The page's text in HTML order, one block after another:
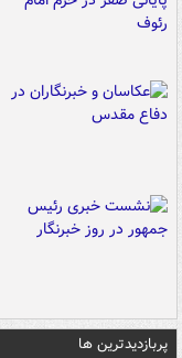
پربازدیدترین ها